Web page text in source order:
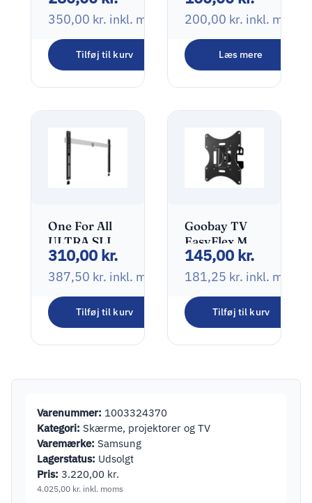
Monteringssæt
2 skærme
13″-32″
350,00 kr. inkl. moms
Tilføj til kurv
Monteringssæt
Hovedtelefoner
/ headsets
200,00 kr. inkl. moms
Læs mere
One For All
ULTRA SLIM
WM 6611
Beslag Fladt
panel 32″-84″
310,00 kr.
387,50 kr. inkl. moms
Tilføj til kurv
Goobay TV
EasyFlex M
Sort
145,00 kr.
181,25 kr. inkl. moms
Tilføj til kurv
Varenummer: 1003324370
Kategori: Skærme, projektorer og TV
Varemærke: Samsung
Lagerstatus: Udsolgt
Pris: 3.220,00 kr.
4.025,00 kr. inkl. moms